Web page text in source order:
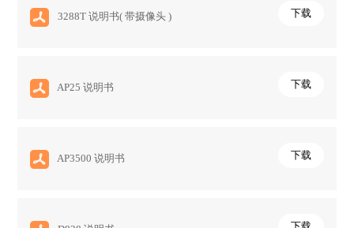
3288T 说明书( 带摄像头 ) 下载
AP25 说明书 下载
AP3500 说明书 下载